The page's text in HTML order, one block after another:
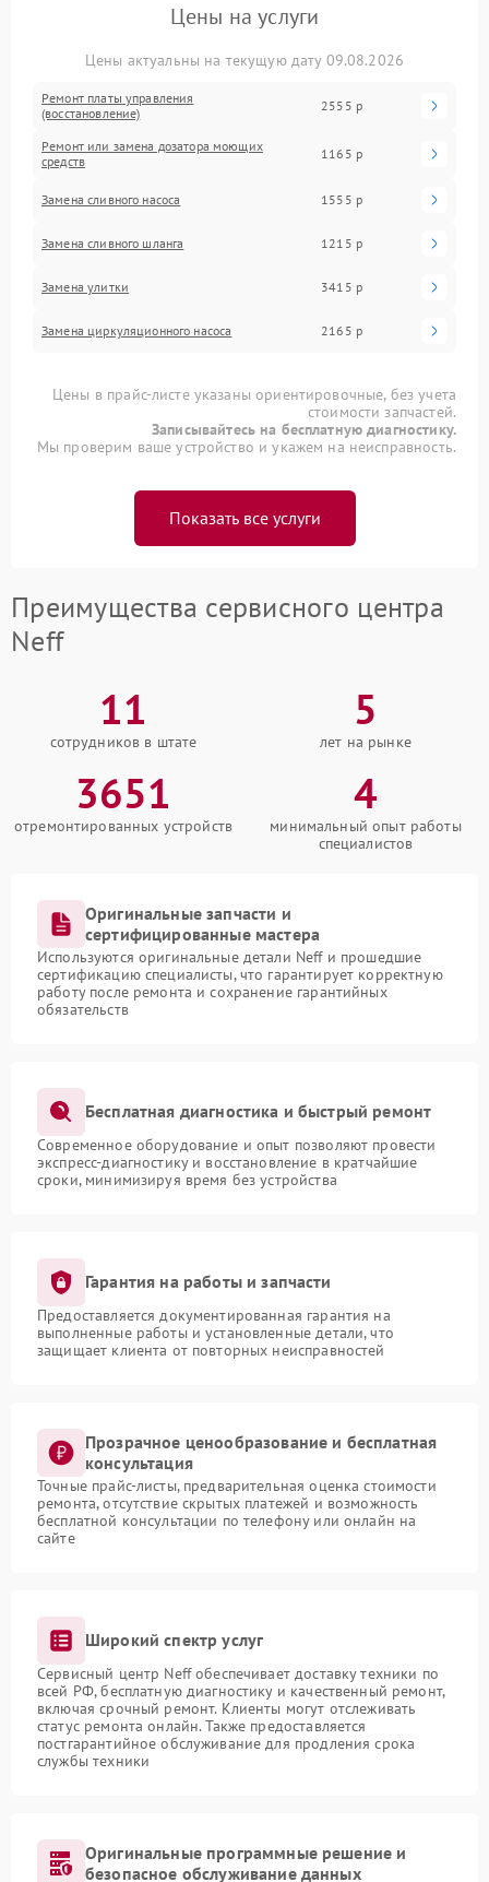
Цены на услуги
Цены актуальны на текущую дату 09.08.2026
Ремонт платы управления
(восстановление)
2555 р
Ремонт или замена дозатора моющих
средств
1165 р
Замена сливного насоса 1555 р
Замена сливного шланга 1215 р
Замена улитки 3415 р
Замена циркуляционного насоса 2165 р
Цены в прайс-листе указаны ориентировочные, без учета
стоимости запчастей.
Записывайтесь на бесплатную диагностику.
Мы проверим ваше устройство и укажем на неисправность.
Показать все услуги
Преимущества сервисного центра
Neff
11
сотрудников в штате
5
лет на рынке
3651
отремонтированных устройств
4
минимальный опыт работы
специалистов
Оригинальные запчасти и
сертифицированные мастера
Используются оригинальные детали Neff и прошедшие
сертификацию специалисты, что гарантирует корректную
работу после ремонта и сохранение гарантийных
обязательств
Бесплатная диагностика и быстрый ремонт
Современное оборудование и опыт позволяют провести
экспресс-диагностику и восстановление в кратчайшие
сроки, минимизируя время без устройства
Гарантия на работы и запчасти
Предоставляется документированная гарантия на
выполненные работы и установленные детали, что
защищает клиента от повторных неисправностей
Прозрачное ценообразование и бесплатная
консультация
Точные прайс-листы, предварительная оценка стоимости
ремонта, отсутствие скрытых платежей и возможность
бесплатной консультации по телефону или онлайн на
сайте
Широкий спектр услуг
Сервисный центр Neff обеспечивает доставку техники по
всей РФ, бесплатную диагностику и качественный ремонт,
включая срочный ремонт. Клиенты могут отслеживать
статус ремонта онлайн. Также предоставляется
постгарантийное обслуживание для продления срока
службы техники
Оригинальные программные решение и
безопасное обслуживание данных